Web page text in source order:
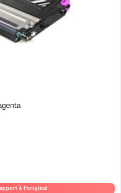
à l'original